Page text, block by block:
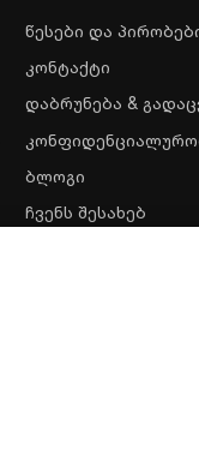
წესები და
კონტაქტი
დაბრუნება &
ბლოგი
ჩვენს შესახებ